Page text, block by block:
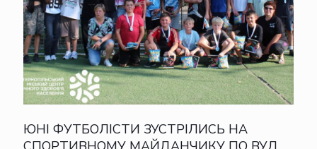
ЮНІ ФУТБОЛІСТИ ЗУСТРІЛИСЬ НА